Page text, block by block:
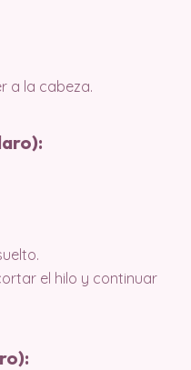
a la cabeza.
el hilo y continuar